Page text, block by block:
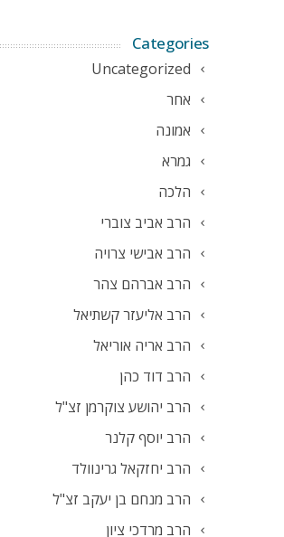
Categories
Uncategorized
אחר
אמונה
גמרא
הלכה
הרב אביב צוברי
הרב אבישי צרויה
הרב אברהם צהר
הרב אליעזר קשתיאל
הרב אריה אוריאל
הרב דוד כהן
הרב יהושע צוקרמן זצ"ל
הרב יוסף קלנר
הרב יחזקאל גרינוולד
הרב מנחם בן יעקב זצ"ל
הרב מרדכי ציון